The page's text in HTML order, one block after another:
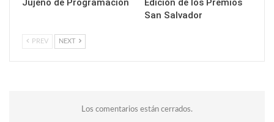
Jujeño de Programación
Edición de los Premios
San Salvador
PREV NEXT
Los comentarios están cerrados.